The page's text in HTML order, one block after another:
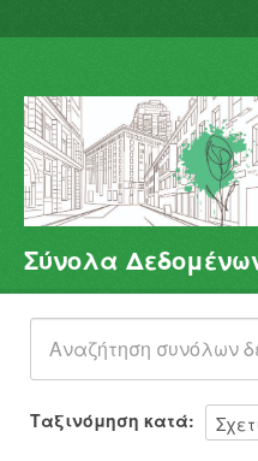
Σύνολα Δεδομένων
Φορείς
Ομάδες
Σχετικά
Σύνολα
Ταξινόμηση κατά